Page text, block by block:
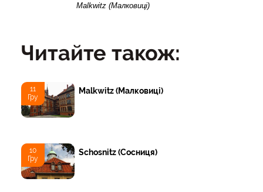
Malkwitz (Малковиці)
Читайте також:
11
Гру
Malkwitz (Малковиці)
10
Гру
Schosnitz (Сосниця)